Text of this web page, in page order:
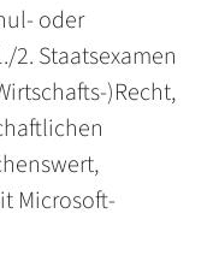
oder
2. Staatsexamen
)Recht,
Microsoft-